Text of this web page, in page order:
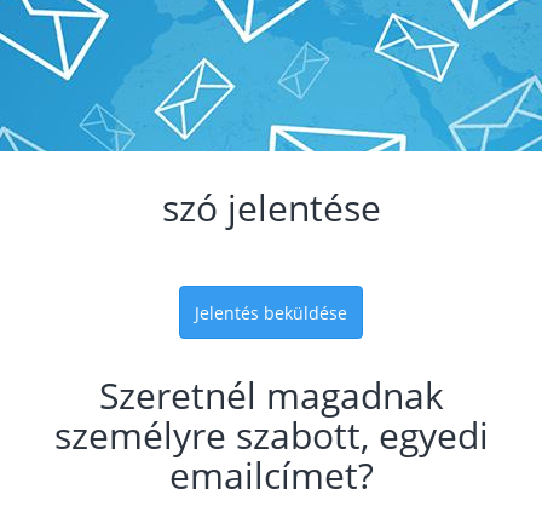
szó jelentése
Jelentés beküldése
Szeretnél magadnak
személyre szabott, egyedi
emailcímet?